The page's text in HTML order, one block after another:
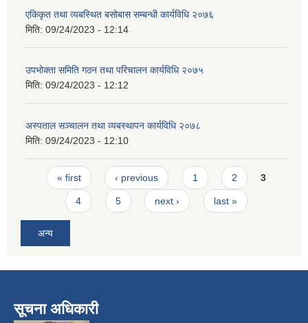
एकिकृत तथा व्यबस्थित बसोबास सम्बन्धी कार्यविधि २०७६
मिति: 09/24/2023 - 12:14
उपभोक्ता समिति गठन तथा परिचालन कार्यविधि २०७५
मिति: 09/24/2023 - 12:12
अस्पताल सञ्चालन तथा व्यबस्थापन कार्यविधि २०७८
मिति: 09/24/2023 - 12:10
Pages
« first ‹ previous 1 2 3
4 5 next › last »
अन्य
सूचना अधिकारी